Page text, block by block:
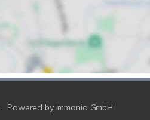
Powered by Immonia GmbH